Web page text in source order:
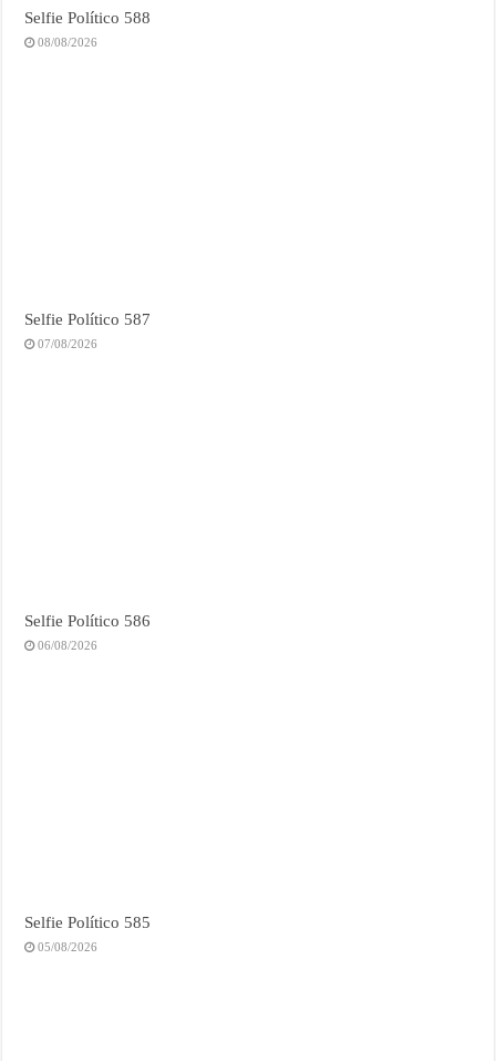
Selfie Político 588
08/08/2026
Selfie Político 587
07/08/2026
Selfie Político 586
06/08/2026
Selfie Político 585
05/08/2026